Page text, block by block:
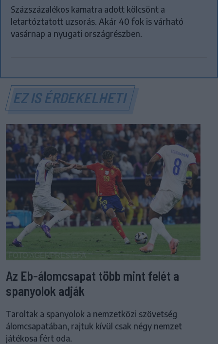
Százszázalékos kamatra adott kölcsönt a
letartóztatott uzsorás. Akár 40 fok is várható
vasárnap a nyugati országrészben.
EZ IS ÉRDEKELHETI
Az Eb-álomcsapat több mint felét a
spanyolok adják
Taroltak a spanyolok a nemzetközi szövetség
álomcsapatában, rajtuk kívül csak négy nemzet
játékosa fért oda.